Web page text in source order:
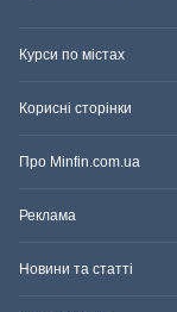
Курси по містах
Корисні сторінки
Про Minfin.com.ua
Реклама
Новини та статті